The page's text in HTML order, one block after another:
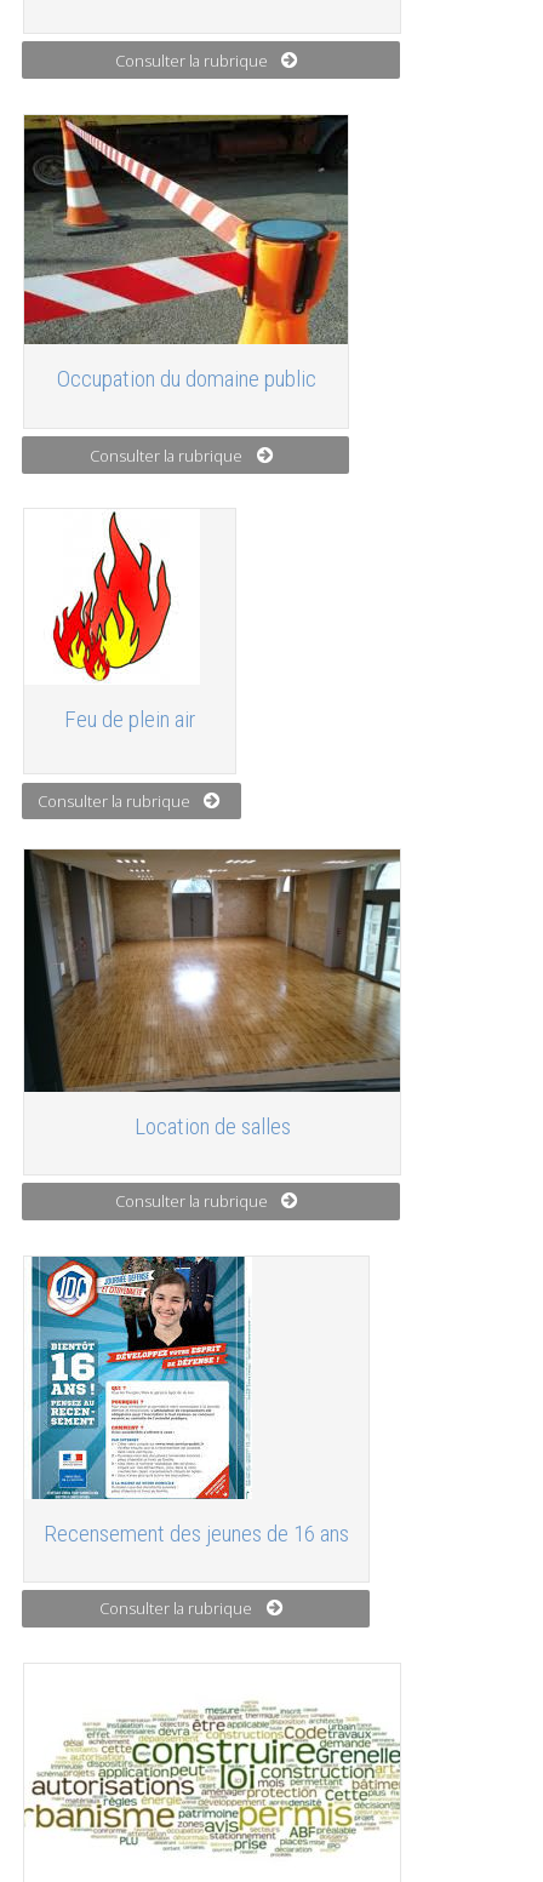
Consulter la rubrique
Occupation du domaine public
Consulter la rubrique
Feu de plein air
Consulter la rubrique
Location de salles
Consulter la rubrique
Recensement des jeunes de 16 ans
Consulter la rubrique